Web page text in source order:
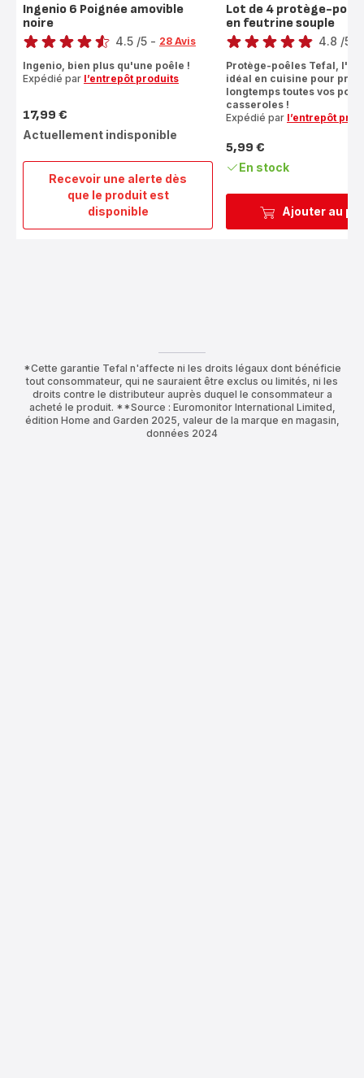
Recevoir une alerte dès
que le produit est
disponible
Ingenio
6
Poignée
Ingenio 6 Poignée amovible
noire
Note
4.5 /5 - 28 Avis
Ingenio, bien plus qu'une poêle !
Expédié par l’entrepôt produits
Prix
17,99 €
Actuellement indisponible
Ajouter au
Lot de 4 protège-
en feutrine souple
Note
4.8 /5
Protège-poêles Tefal,
idéal en cuisine pour
longtemps toutes vos
casseroles !
Expédié par l’entrepôt
Prix
5,99 €
En stock
*Cette garantie Tefal n'affecte ni les droits légaux dont bénéficie
tout consommateur, qui ne sauraient être exclus ou limités, ni les
droits contre le distributeur auprès duquel le consommateur a
acheté le produit. **Source : Euromonitor International Limited,
édition Home and Garden 2025, valeur de la marque en magasin,
données 2024